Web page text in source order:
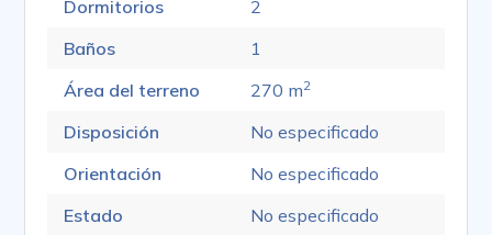
Dormitorios
2
Baños
1
Área del terreno
270 m2
Disposición
No especificado
Orientación
No especificado
Estado
No especificado